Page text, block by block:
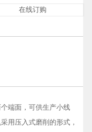
在线订购
端面，可供生产小线
用压入式磨削的形式，